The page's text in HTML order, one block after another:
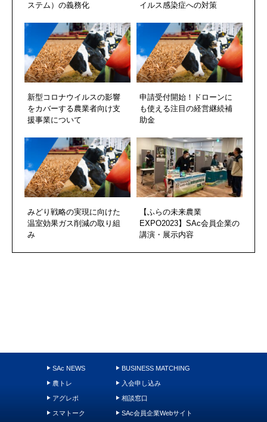
ステム）の義務化
イルス感染症への対策
新型コロナウイルスの影響
をカバーする農業者向け支
援事業について
申請受付開始！ドローンに
も使える注目の経営継続補
助金
みどり戦略の実現に向けた
温室効果ガス削減の取り組
み
【ふらの未来農業
EXPO2023】SAc会員企業の
講演・展示内容
SAc NEWS
農トレ
アグレポ
スマトーク
BUSINESS MATCHING
入会申し込み
相談窓口
SAc会員企業Webサイト